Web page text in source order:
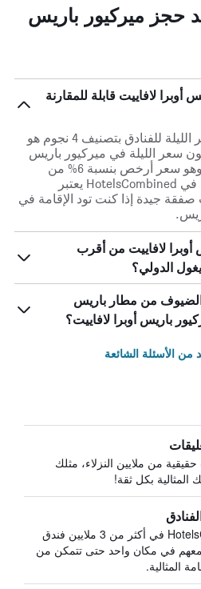
حجز ميركيور باريس
لافاييت قابلة للمقارنة
في باريس، يبلغ متوسط ​​سعر الليلة للفنادق بتصنيف 4 نجوم هو
سعر الليلة في ميركيور باريس
أوبرا لافاييت حوالي 787 ﷼ وهو سعر أرخص بنسبة 6% من
متوسط الأسعار في المدينة. في HotelsCombined يعتبر
صفقة جيدة إذا كنت تود الإقامة في
لافاييت من أقرب
الدولي؟
من مطار باريس
باريس أوبرا لافاييت؟
الأسئلة الشائعة
من ملايين النزلاء، مثلك
المثالية بكل ثقة!
يبحث HotelsCombined في أكثر من 3 ملايين فندق
في مكان واحد حتى تتمكن من
المثالية.